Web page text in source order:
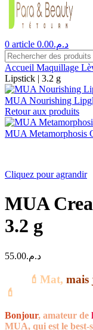
0 article د.م.0.00
Accueil Maquillage
Lipstick | 3.2 g
MUA Nourishing
Retour aux produits
MUA Metamorphosis
Cliquez pour agrandir
MUA
3.2 g
د.م.55.00
💄Mat, mais
💄
Bonjour, amateur de
MUA, qui est le best-